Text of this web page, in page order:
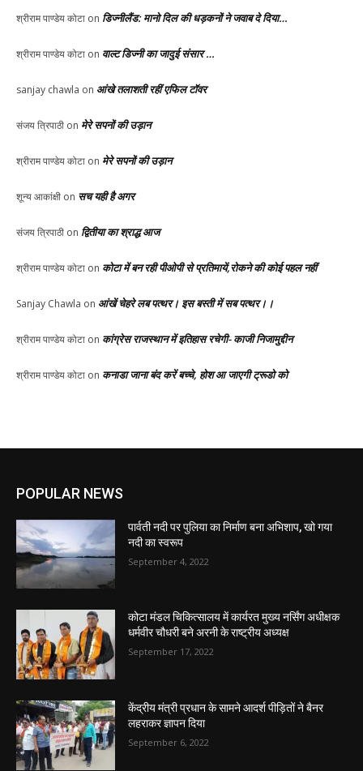
श्रीराम पाण्डेय कोटा on डिज्नीलैंड: मानो दिल की धड़कनों ने जवाब दे दिया…
श्रीराम पाण्डेय कोटा on वाल्ट डिज्नी का जादुई संसार …
sanjay chawla on आंखे तलाशती रहीं एफिल टॉवर
संजय त्रिपाठी on मेरे सपनों की उड़ान
श्रीराम पाण्डेय कोटा on मेरे सपनों की उड़ान
शून्य आकांक्षी on सच यही है अगर
संजय त्रिपाठी on द्वितीया का श्राद्ध आज
श्रीराम पाण्डेय कोटा on कोटा में बन रही पीओपी से प्रतिमायें,रोकने की कोई पहल नहीं
Sanjay Chawla on आंखें चेहरे लब पत्थर। इस बस्ती में सब पत्थर।।
श्रीराम पाण्डेय कोटा on कांग्रेस राजस्थान में इतिहास रचेगी- काजी निजामुद्दीन
श्रीराम पाण्डेय कोटा on कनाडा जाना बंद करें बच्चे, होश आ जाएगी ट्रूडो को
POPULAR NEWS
पार्वती नदी पर पुलिया का निर्माण बना अभिशाप, खो गया
नदी का स्वरूप
September 4, 2022
कोटा मंडल चिकित्सालय में कार्यरत मुख्य नर्सिंग अधीक्षक
धर्मवीर चौधरी बने अरनी के राष्ट्रीय अध्यक्ष
September 17, 2022
केंद्रीय मंत्री प्रधान के सामने आदर्श पीड़ितों ने बैनर
लहराकर ज्ञापन दिया
September 6, 2022